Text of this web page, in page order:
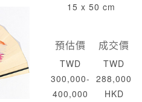
15 x 50 cm
預估價
TWD
300,000-
400,000
成交價
TWD
288,000
HKD